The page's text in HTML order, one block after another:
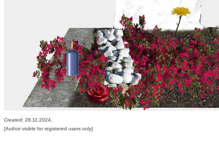
Created: 28.11.2024,
[Author visible for registered users only]